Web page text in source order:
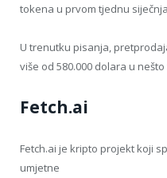
tokena u prvom tjednu
U trenutku pisanja,
više od 580.000 dolara u
Fetch.ai
Fetch.ai je kripto projekt koji
umjetne